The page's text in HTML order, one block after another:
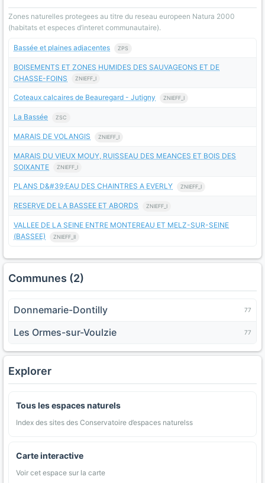
Zones naturelles protegees au titre du reseau europeen Natura 2000
(habitats et especes d’interet communautaire).
Bassée et plaines adjacentes ZPS
BOISEMENTS ET ZONES HUMIDES DES SAUVAGEONS ET DE
CHASSE-FOINS
ZNIEFF_I
Coteaux calcaires de Beauregard - Jutigny ZNIEFF_I
La Bassée ZSC
MARAIS DE VOLANGIS ZNIEFF_I
MARAIS DU VIEUX MOUY, RUISSEAU DES MEANCES ET BOIS DES
SOIXANTE
ZNIEFF_I
PLANS D&#39;EAU DES CHAINTRES A EVERLY ZNIEFF_I
RESERVE DE LA BASSEE ET ABORDS ZNIEFF_I
VALLEE DE LA SEINE ENTRE MONTEREAU ET MELZ-SUR-SEINE
(BASSEE)
ZNIEFF_II
Communes (2)
Donnemarie-Dontilly 77
Les Ormes-sur-Voulzie 77
Explorer
Tous les espaces naturels
Index des sites des Conservatoire d’espaces naturelss
Carte interactive
Voir cet espace sur la carte